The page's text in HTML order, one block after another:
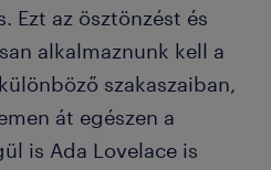
Ezt az ösztönzést és
alkalmaznunk kell a
szakaszaiban,
át egészen a
is Ada Lovelace is